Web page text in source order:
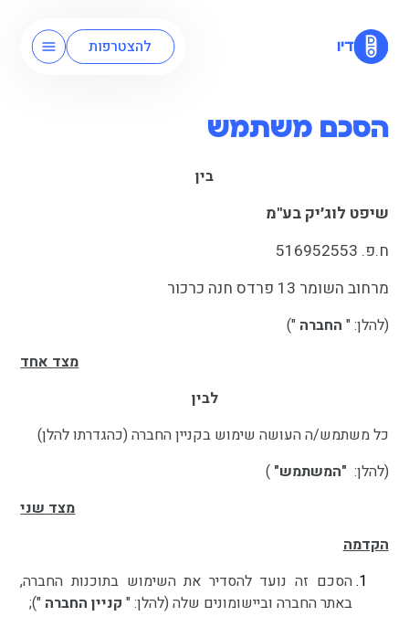
דיו להצטרפות
הסכם משתמש
בין
שיפט לוג׳יק בע"מ
ח.פ. 516952553
מרחוב השומר 13 פרדס חנה כרכור
(להלן: " החברה ")
מצד אחד
לבין
כל משתמש/ה העושה שימוש בקניין החברה (כהגדרתו להלן)
(להלן: "המשתמש" )
מצד שני
הקדמה
הסכם זה נועד להסדיר את השימוש בתוכנות החברה,
באתר החברה וביישומונים שלה (להלן: " קניין החברה ");